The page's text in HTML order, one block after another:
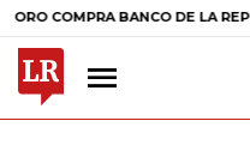
BANCO DE LA REPÚBLICA